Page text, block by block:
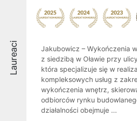
Laureaci
Jakubowicz – Wykończenia
z siedzibą w Oławie przy
która specjalizuje się w
kompleksowych usług z
wykończenia wnętrz,
odbiorców rynku
działalności obejmuje ...